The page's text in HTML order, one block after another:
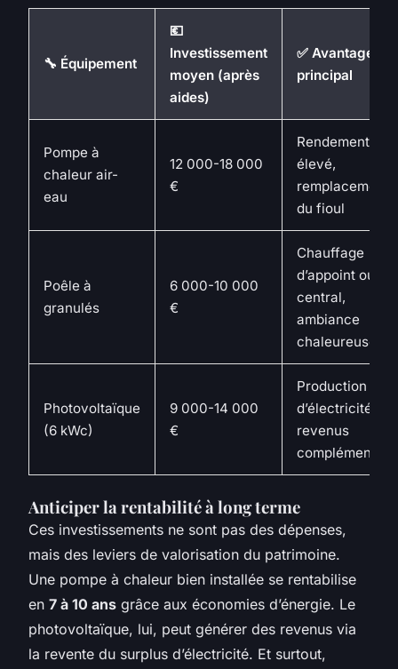
🔧 Équipement
💶
Investissement
moyen (après
aides)
✅ Avantage
principal
Pompe à
chaleur air-
eau
12 000-18 000
€
Rendement
élevé,
remplacement
du fioul
Poêle à
granulés
6 000-10 000
€
Chauffage
d’appoint ou
central,
ambiance
chaleureuse
Photovoltaïque
(6 kWc)
9 000-14 000
€
Production
d’électricité,
revenus
Anticiper la rentabilité à long terme
Ces investissements ne sont pas des dépenses,
mais des leviers de valorisation du patrimoine.
Une pompe à chaleur bien installée se rentabilise
en 7 à 10 ans grâce aux économies d’énergie. Le
photovoltaïque, lui, peut générer des revenus via
la revente du surplus d’électricité. Et surtout,